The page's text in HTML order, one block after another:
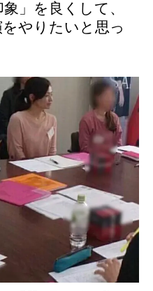
」を良くして、
やりたいと思っ